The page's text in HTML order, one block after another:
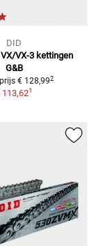
DID
VX-3 kettingen
G&B
€ 128,992
113,621